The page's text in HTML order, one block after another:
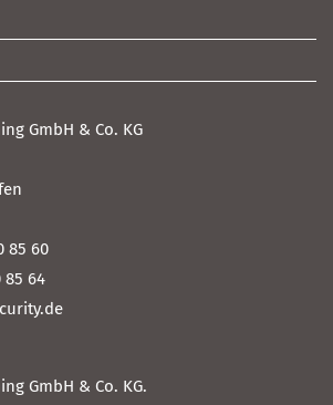
GmbH & Co. KG
85 60
85 64
GmbH & Co. KG.